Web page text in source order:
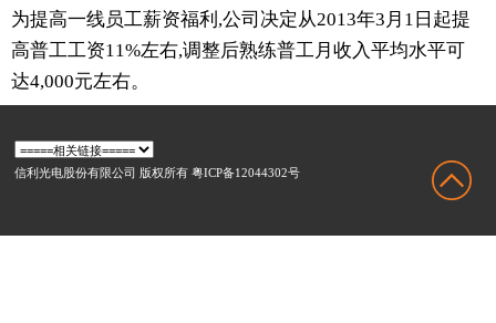
为提高一线员工薪资福利,公司决定从2013年3月1日起提
高普工工资11%左右,调整后熟练普工月收入平均水平可
达4,000元左右。
信利光电股份有限公司 版权所有 粤ICP备12044302号